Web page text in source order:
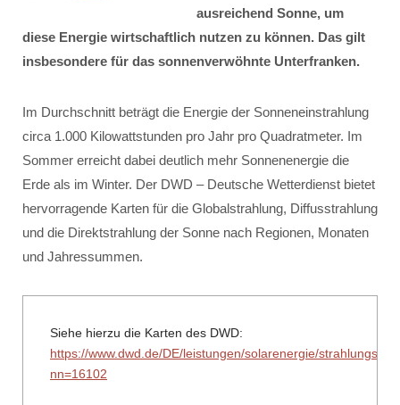
ausreichend Sonne, um
diese Energie wirtschaftlich nutzen zu können. Das gilt
insbesondere für das sonnenverwöhnte Unterfranken.
Im Durchschnitt beträgt die Energie der Sonneneinstrahlung
circa 1.000 Kilowattstunden pro Jahr pro Quadratmeter. Im
Sommer erreicht dabei deutlich mehr Sonnenenergie die
Erde als im Winter. Der DWD – Deutsche Wetterdienst bietet
hervorragende Karten für die Globalstrahlung, Diffusstrahlung
und die Direktstrahlung der Sonne nach Regionen, Monaten
und Jahressummen.
Siehe hierzu die Karten des DWD:
https://www.dwd.de/DE/leistungen/solarenergie/
nn=16102